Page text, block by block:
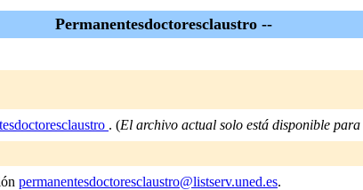
Permanentesdoctoresclaustro --
. (El archivo actual solo está disponible
permanentesdoctoresclaustro@listserv.uned.es.